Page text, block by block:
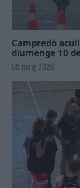
Campredó
diumenge 10
09 maig 2026